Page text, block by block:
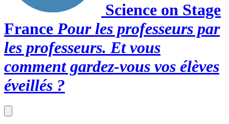
Science on Stage
France Pour les professeurs par
les professeurs. Et vous
comment gardez-vous vos élèves
éveillés ?